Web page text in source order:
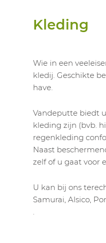
Kleding
Wie in een
kledij. Geschikte
have.
Vandeputte biedt
kleding zijn (bvb.
regenkleding
Naast
zelf of u gaat voor
U kan bij ons
Samurai, Alsico,
.